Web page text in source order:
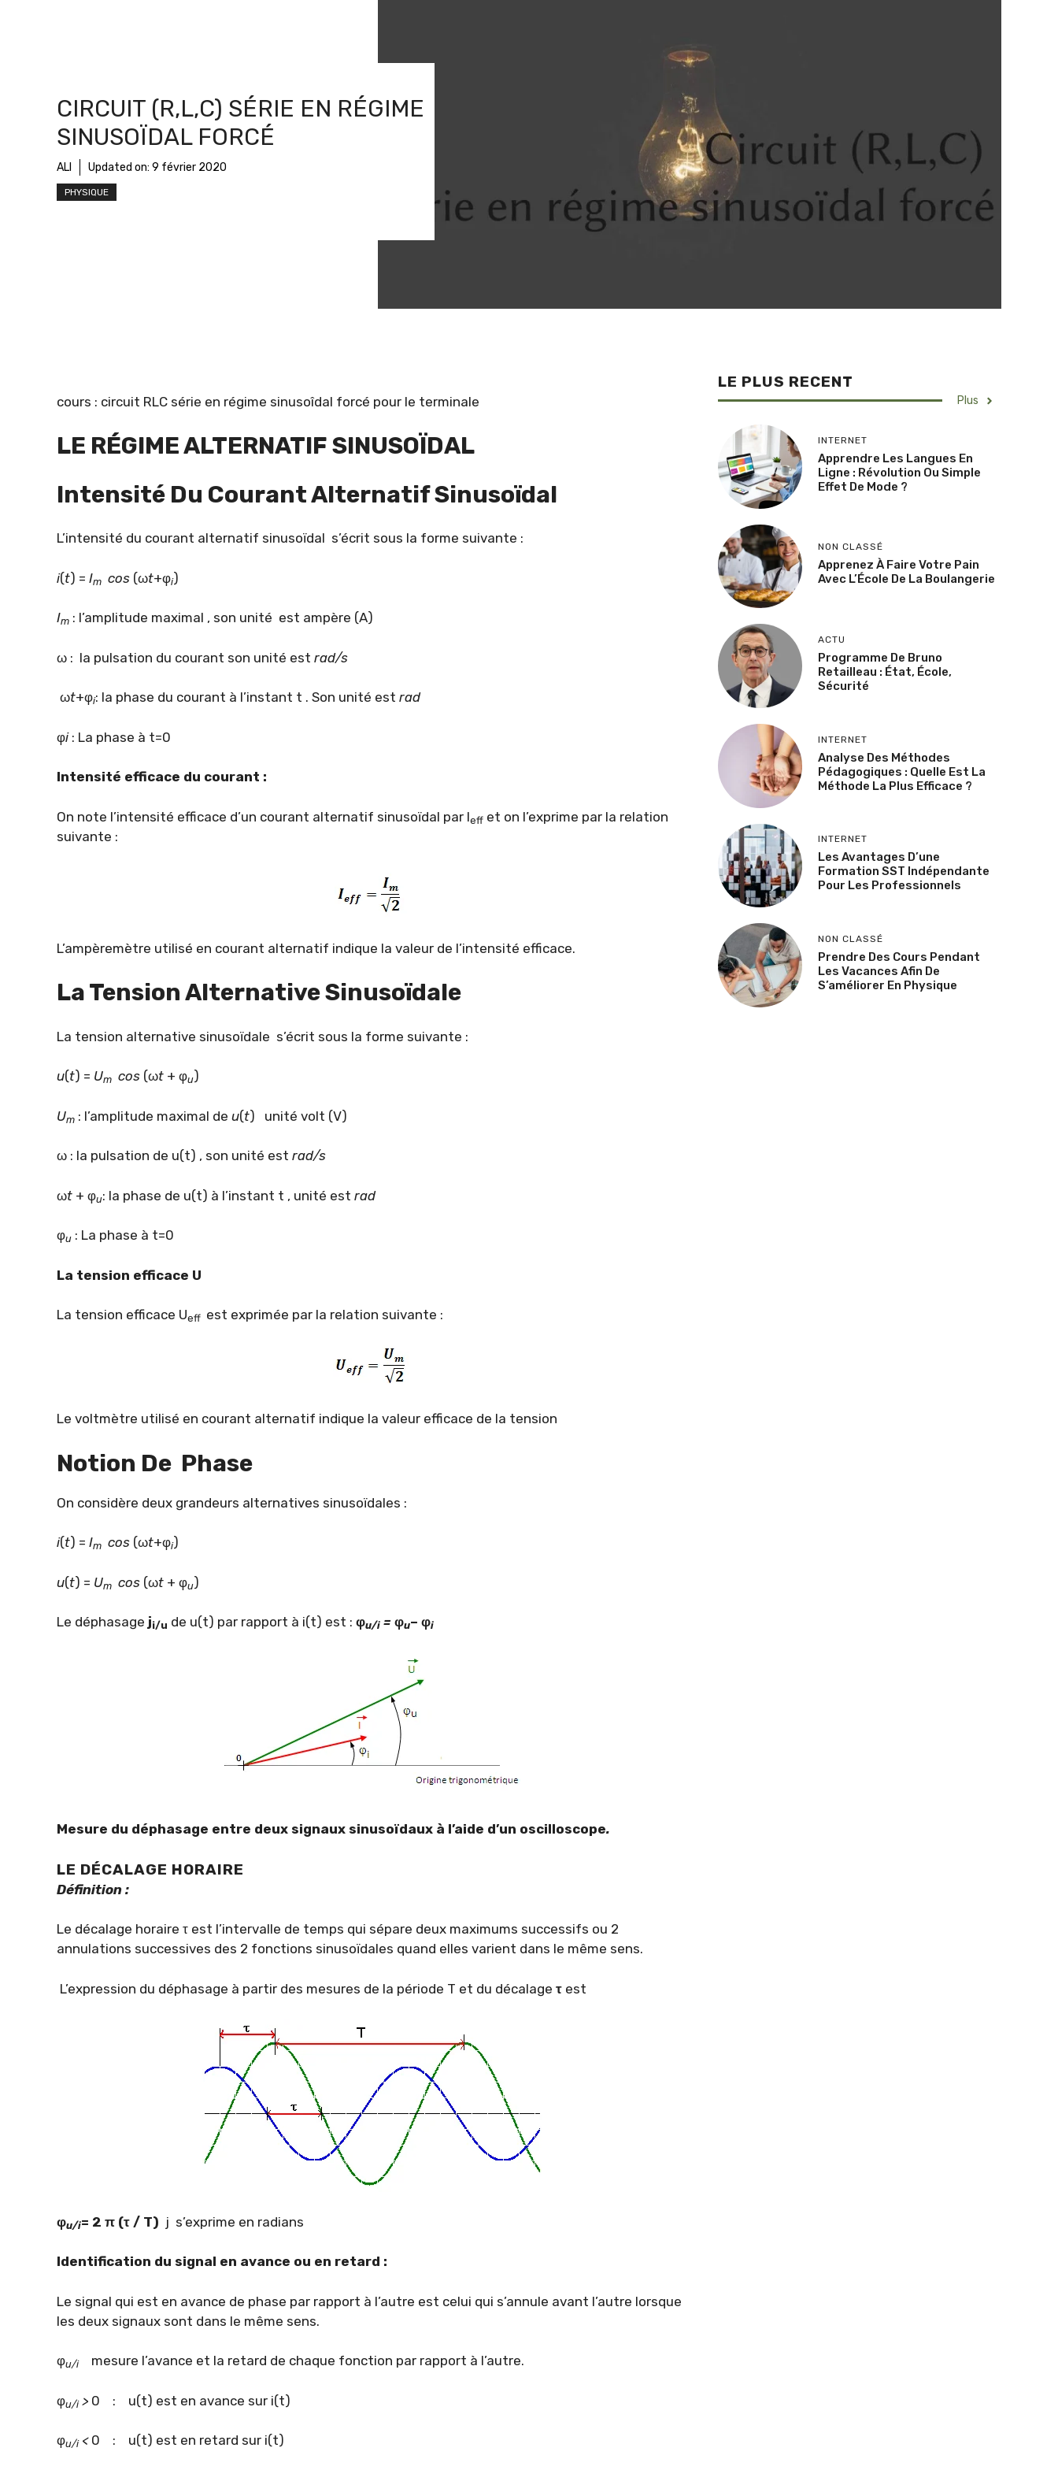
CIRCUIT (R,L,C) SÉRIE EN RÉGIME
SINUSOÏDAL FORCÉ
ALI Updated on: 9 février 2020
PHYSIQUE
cours : circuit RLC série en régime sinusoîdal forcé pour le terminale
LE RÉGIME ALTERNATIF SINUSOÏDAL
Intensité Du Courant Alternatif Sinusoïdal
L’intensité du courant alternatif sinusoïdal s’écrit sous la forme suivante :
i(t) = Im cos (ωt+φi)
Im : l’amplitude maximal , son unité est ampère (A)
ω : la pulsation du courant son unité est rad/s
ωt+φi: la phase du courant à l’instant t . Son unité est rad
φi : La phase à t=0
Intensité efficace du courant :
On note l’intensité efficace d’un courant alternatif sinusoïdal par Ieff et on l’exprime par la relation
suivante :
L’ampèremètre utilisé en courant alternatif indique la valeur de l’intensité efficace.
La Tension Alternative Sinusoïdale
La tension alternative sinusoïdale s’écrit sous la forme suivante :
u(t) = Um cos (ωt + φu)
Um : l’amplitude maximal de u(t) unité volt (V)
ω : la pulsation de u(t) , son unité est rad/s
ωt + φu: la phase de u(t) à l’instant t , unité est rad
φu : La phase à t=0
La tension efficace U
La tension efficace Ueff est exprimée par la relation suivante :
Le voltmètre utilisé en courant alternatif indique la valeur efficace de la tension
Notion De Phase
On considère deux grandeurs alternatives sinusoïdales :
i(t) = Im cos (ωt+φi)
u(t) = Um cos (ωt + φu)
Le déphasage ji/u de u(t) par rapport à i(t) est : φu/i = φu– φi
Mesure du déphasage entre deux signaux sinusoïdaux à l’aide d’un oscilloscope.
LE DÉCALAGE HORAIRE
Définition :
Le décalage horaire τ est l’intervalle de temps qui sépare deux maximums successifs ou 2
annulations successives des 2 fonctions sinusoïdales quand elles varient dans le même sens.
L’expression du déphasage à partir des mesures de la période T et du décalage τ est
φu/i= 2 π (τ / T) j s’exprime en radians
Identification du signal en avance ou en retard :
Le signal qui est en avance de phase par rapport à l’autre est celui qui s’annule avant l’autre lorsque
les deux signaux sont dans le même sens.
φu/i mesure l’avance et la retard de chaque fonction par rapport à l’autre.
φu/i> 0 : u(t) est en avance sur i(t)
φu/i< 0 : u(t) est en retard sur i(t)
LE PLUS RECENT
Plus
INTERNET
Apprendre Les Langues En
Ligne : Révolution Ou Simple
Effet De Mode ?
NON CLASSÉ
Apprenez À Faire Votre Pain
Avec L’École De La Boulangerie
ACTU
Programme De Bruno
Retailleau : État, École,
Sécurité
INTERNET
Analyse Des Méthodes
Pédagogiques : Quelle Est La
Méthode La Plus Efficace ?
INTERNET
Les Avantages D’une
Formation SST Indépendante
Pour Les Professionnels
NON CLASSÉ
Prendre Des Cours Pendant
Les Vacances Afin De
S’améliorer En Physique